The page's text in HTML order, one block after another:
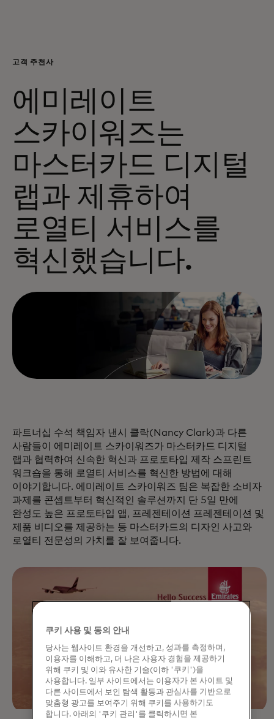
비즈니스 고객
모두를 위한 가치
이노베이터
뉴스 & 인사이트
고객 추천사
에미레이트
스카이워즈는
마스터카드 디지털
랩과 제휴하여
로열티 서비스를
혁신했습니다.
파트너십 수석 책임자 낸시 클락(Nancy Clark)과 다른
사람들이 에미레이트 스카이워즈가 마스터카드 디지털
랩과 협력하여 신속한 혁신과 프로토타입 제작 스프린트
워크숍을 통해 로열티 서비스를 혁신한 방법에 대해
이야기합니다. 에미레이트 스카이워즈 팀은 복잡한 소비자
과제를 콘셉트부터 혁신적인 솔루션까지 단 5일 만에
완성도 높은 프로토타입 앱, 프레젠테이션 프레젠테이션 및
제품 비디오를 제공하는 등 마스터카드의 디자인 사고와
로열티 전문성의 가치를 잘 보여줍니다.
쿠키 사용 및 동의 안내
당사는 웹사이트 환경을 개선하고, 성과를 측정하며,
이용자를 이해하고, 더 나은 사용자 경험을 제공하기
위해 쿠키 및 이와 유사한 기술(이하 '쿠키')을
사용합니다. 일부 사이트에서는 이용자가 본 사이트 및
다른 사이트에서 보인 탐색 활동과 관심사를 기반으로
맞춤형 광고를 보여주기 위해 쿠키를 사용하기도
합니다. 아래의 '쿠키 관리'를 클릭하시면 본